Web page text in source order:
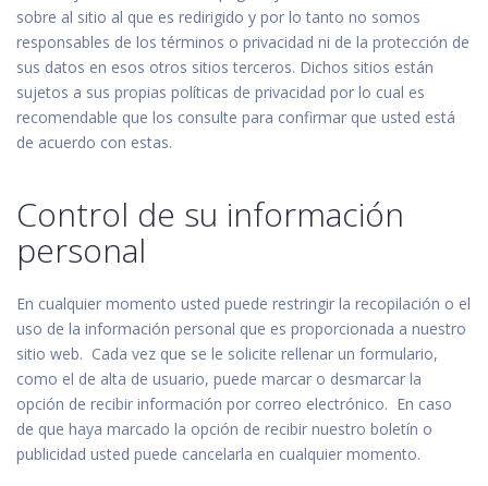
sobre al sitio al que es redirigido y por lo tanto no somos
responsables de los términos o privacidad ni de la protección de
sus datos en esos otros sitios terceros. Dichos sitios están
sujetos a sus propias políticas de privacidad por lo cual es
recomendable que los consulte para confirmar que usted está
de acuerdo con estas.
Control de su información
personal
En cualquier momento usted puede restringir la recopilación o el
uso de la información personal que es proporcionada a nuestro
sitio web. Cada vez que se le solicite rellenar un formulario,
como el de alta de usuario, puede marcar o desmarcar la
opción de recibir información por correo electrónico. En caso
de que haya marcado la opción de recibir nuestro boletín o
publicidad usted puede cancelarla en cualquier momento.